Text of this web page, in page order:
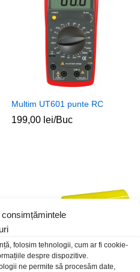
folosim tehnologii, cum ar fi cookie-
despre dispozitive.
ne permite să procesăm date,
Multim UT601 punte RC
199,00 lei/Buc